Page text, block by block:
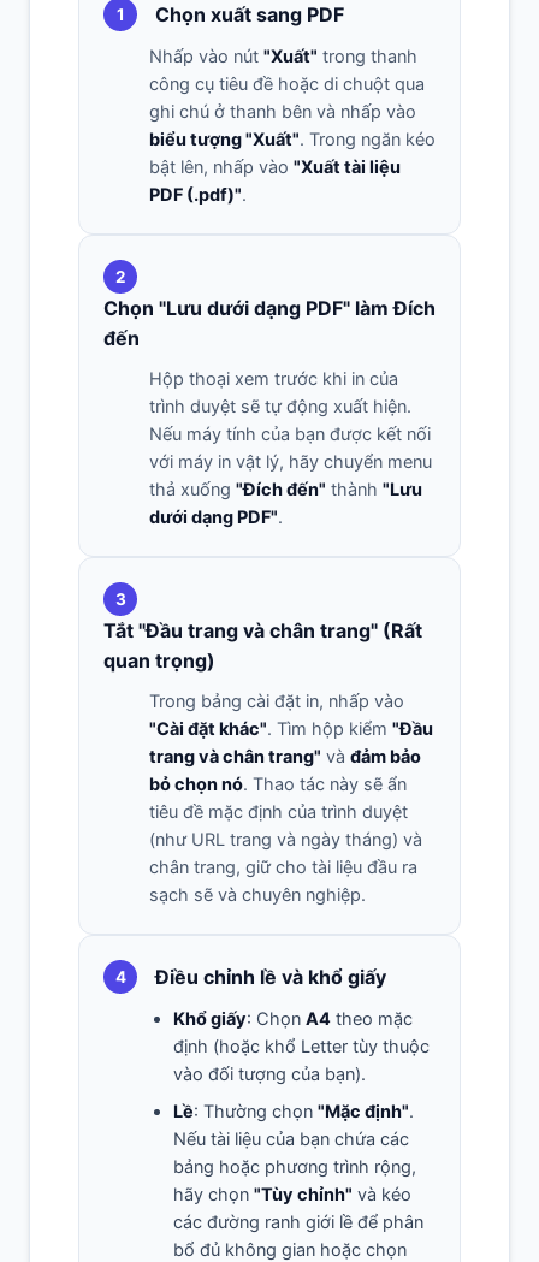
1 Chọn xuất sang PDF
Nhấp vào nút "Xuất" trong thanh
công cụ tiêu đề hoặc di chuột qua
ghi chú ở thanh bên và nhấp vào
biểu tượng "Xuất". Trong ngăn kéo
bật lên, nhấp vào "Xuất tài liệu
PDF (.pdf)".
2
Chọn "Lưu dưới dạng PDF" làm Đích
đến
Hộp thoại xem trước khi in của
trình duyệt sẽ tự động xuất hiện.
Nếu máy tính của bạn được kết nối
với máy in vật lý, hãy chuyển menu
thả xuống "Đích đến" thành "Lưu
dưới dạng PDF".
3
Tắt "Đầu trang và chân trang" (Rất
quan trọng)
Trong bảng cài đặt in, nhấp vào
"Cài đặt khác". Tìm hộp kiểm "Đầu
trang và chân trang" và đảm bảo
bỏ chọn nó. Thao tác này sẽ ẩn
tiêu đề mặc định của trình duyệt
(như URL trang và ngày tháng) và
chân trang, giữ cho tài liệu đầu ra
sạch sẽ và chuyên nghiệp.
4 Điều chỉnh lề và khổ giấy
Khổ giấy: Chọn A4 theo mặc
định (hoặc khổ Letter tùy thuộc
vào đối tượng của bạn).
Lề: Thường chọn "Mặc định".
Nếu tài liệu của bạn chứa các
bảng hoặc phương trình rộng,
hãy chọn "Tùy chỉnh" và kéo
các đường ranh giới lề để phân
bổ đủ không gian hoặc chọn